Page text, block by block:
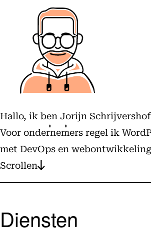
Hallo, ik ben Jorijn
Voor ondernemers regel ik
met DevOps en
Scrollen
Diensten